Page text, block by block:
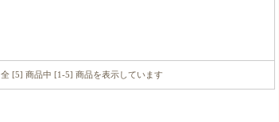
全 [5] 商品中 [1-5] 商品を表示しています